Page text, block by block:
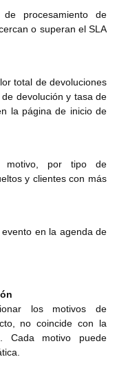
procesamiento de
o superan el SLA
total de devoluciones
devolución y tasa de
la página de inicio de
motivo, por tipo de
y clientes con más
en la agenda de
los motivos de
no coincide con la
Cada motivo puede